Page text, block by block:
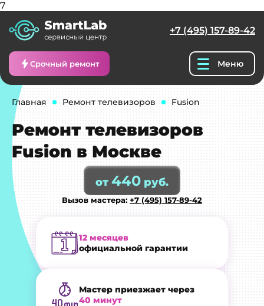
7
+7 (495) 157-89-42
Срочный ремонт Меню
Главная Ремонт телевизоров Fusion
Ремонт телевизоров
Fusion в Москве
от 440 руб.
Вызов мастера: +7 (495) 157-89-42
12 месяцев
официальной гарантии
Мастер приезжает через
40 минут